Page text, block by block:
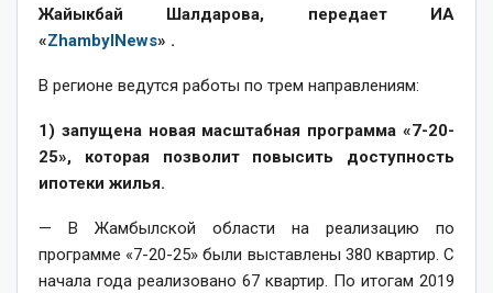
Жайыкбай Шалдарова, передает ИА
«ZhambylNews» .
В регионе ведутся работы по трем направлениям:
1) запущена новая масштабная программа «7-20-
25», которая позволит повысить доступность
ипотеки жилья.
— В Жамбылской области на реализацию по
программе «7-20-25» были выставлены 380 квартир. С
начала года реализовано 67 квартир. По итогам 2019